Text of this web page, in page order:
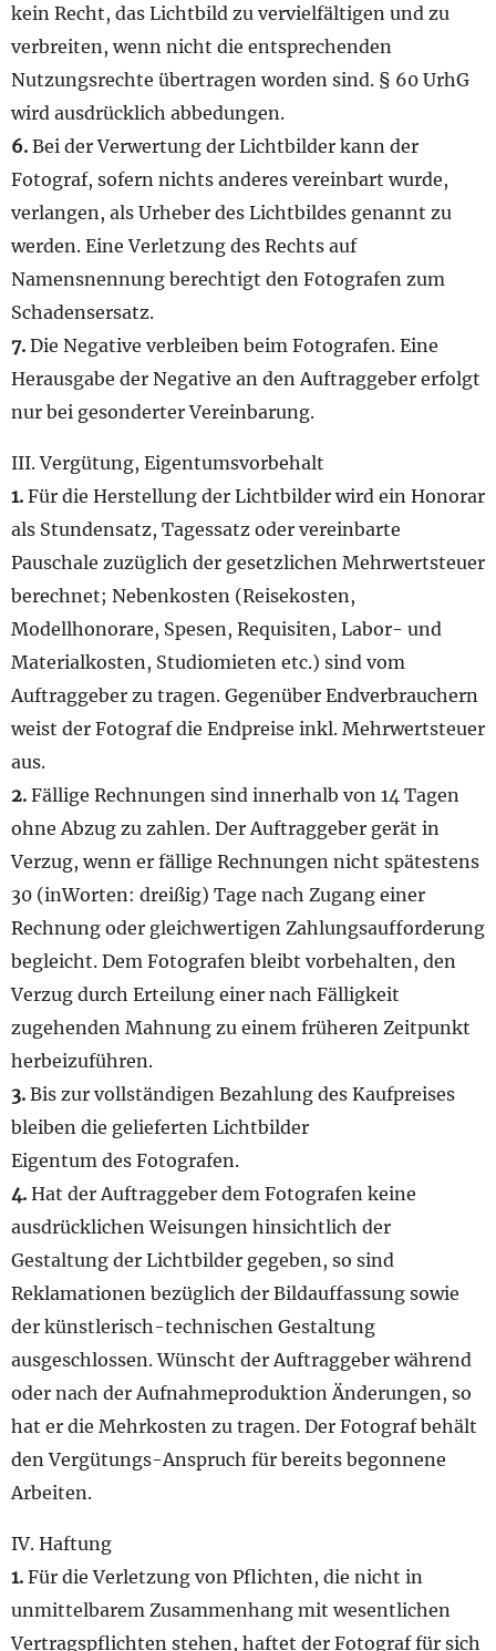
kein Recht, das Lichtbild zu vervielfältigen und zu
verbreiten, wenn nicht die entsprechenden
Nutzungsrechte übertragen worden sind. § 60 UrhG
wird ausdrücklich abbedungen.
6. Bei der Verwertung der Lichtbilder kann der
Fotograf, sofern nichts anderes vereinbart wurde,
verlangen, als Urheber des Lichtbildes genannt zu
werden. Eine Verletzung des Rechts auf
Namensnennung berechtigt den Fotografen zum
Schadensersatz.
7. Die Negative verbleiben beim Fotografen. Eine
Herausgabe der Negative an den Auftraggeber erfolgt
nur bei gesonderter Vereinbarung.
III. Vergütung, Eigentumsvorbehalt
1. Für die Herstellung der Lichtbilder wird ein Honorar
als Stundensatz, Tagessatz oder vereinbarte
Pauschale zuzüglich der gesetzlichen Mehrwertsteuer
berechnet; Nebenkosten (Reisekosten,
Modellhonorare, Spesen, Requisiten, Labor- und
Materialkosten, Studiomieten etc.) sind vom
Auftraggeber zu tragen. Gegenüber Endverbrauchern
weist der Fotograf die Endpreise inkl. Mehrwertsteuer
aus.
2. Fällige Rechnungen sind innerhalb von 14 Tagen
ohne Abzug zu zahlen. Der Auftraggeber gerät in
Verzug, wenn er fällige Rechnungen nicht spätestens
30 (inWorten: dreißig) Tage nach Zugang einer
Rechnung oder gleichwertigen Zahlungsaufforderung
begleicht. Dem Fotografen bleibt vorbehalten, den
Verzug durch Erteilung einer nach Fälligkeit
zugehenden Mahnung zu einem früheren Zeitpunkt
herbeizuführen.
3. Bis zur vollständigen Bezahlung des Kaufpreises
bleiben die gelieferten Lichtbilder
Eigentum des Fotografen.
4. Hat der Auftraggeber dem Fotografen keine
ausdrücklichen Weisungen hinsichtlich der
Gestaltung der Lichtbilder gegeben, so sind
Reklamationen bezüglich der Bildauffassung sowie
der künstlerisch-technischen Gestaltung
ausgeschlossen. Wünscht der Auftraggeber während
oder nach der Aufnahmeproduktion Änderungen, so
hat er die Mehrkosten zu tragen. Der Fotograf behält
den Vergütungs-Anspruch für bereits begonnene
Arbeiten.
IV. Haftung
1. Für die Verletzung von Pflichten, die nicht in
unmittelbarem Zusammenhang mit wesentlichen
Vertragspflichten stehen, haftet der Fotograf für sich